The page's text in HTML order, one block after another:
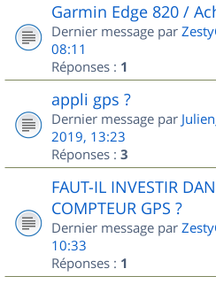
Garmin Edge 820 /
Dernier message par
08:11
Réponses : 1
appli gps ?
Dernier message par
2019, 13:23
Réponses : 3
FAUT-IL INVESTIR
COMPTEUR GPS ?
Dernier message par
10:33
Réponses : 1